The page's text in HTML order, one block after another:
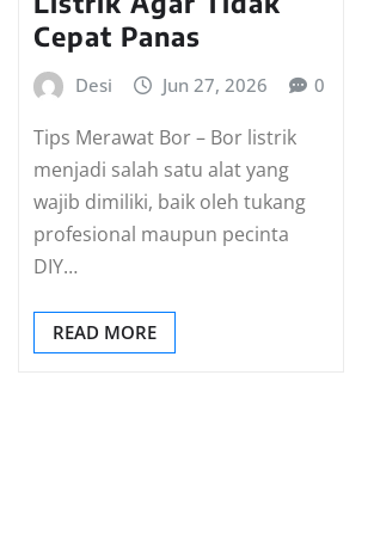
Cepat Panas
Desi Jun 27, 2026 0
Tips Merawat Bor – Bor listrik
menjadi salah satu alat yang
wajib dimiliki, baik oleh tukang
profesional maupun pecinta
DIY…
READ MORE